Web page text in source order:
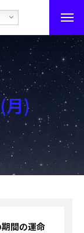
月)
間の運命